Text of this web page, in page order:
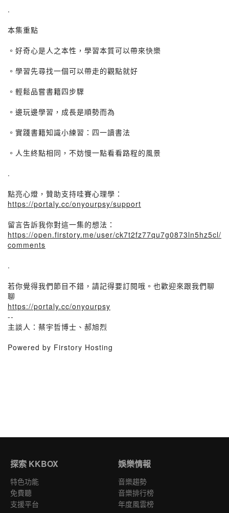
.
本集重點
。好奇心是人之本性，學習本質可以帶來快樂
。學習先尋找一個可以帶走的觀點就好
。輕鬆品嘗書籍四步驟
。邊玩邊學習，成長是順勢而為
。實踐書籍知識小練習：四一讀書法
。人生終點相同，不妨慢一點看看路程的風景
.
點亮心燈，贊助支持哇賽心理學：
https://portaly.cc/onyourpsy/support
留言告訴我你對這一集的想法：
https://open.firstory.me/user/ck7t2fz77qu7g0873ln5hz5cl/
comments
.
若你覺得我們節目不錯，請記得要訂閱哦。也歡迎來跟我們聊
聊
https://portaly.cc/onyourpsy
--
主談人：蔡宇哲博士、郝旭烈
Powered by Firstory Hosting
探索 KKBOX
特色功能
免費聽
支援平台
娛樂情報
音樂趨勢
音樂排行榜
年度風雲榜